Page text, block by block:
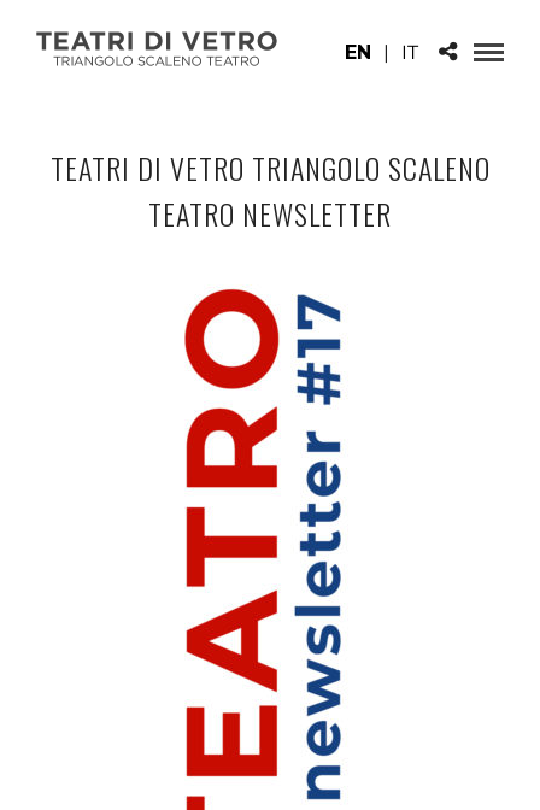
EN | IT
TEATRI DI VETRO TRIANGOLO SCALENO
TEATRO NEWSLETTER